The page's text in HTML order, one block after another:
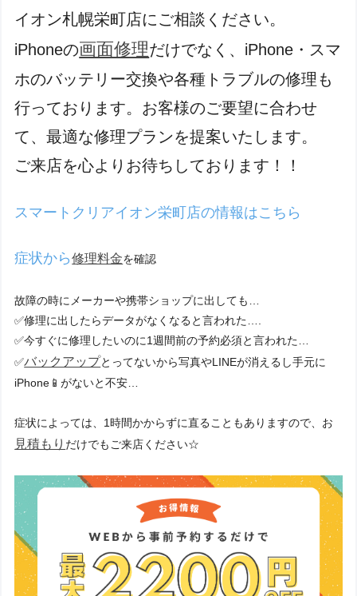
イオン札幌栄町店にご相談ください。
iPhoneの画面修理だけでなく、iPhone・スマ
ホのバッテリー交換や各種トラブルの修理も
行っております。お客様のご要望に合わせ
て、最適な修理プランを提案いたします。
ご来店を心よりお待ちしております！！
スマートクリアイオン栄町店の情報はこちら
症状から修理料金を確認
故障の時にメーカーや携帯ショップに出しても…
✅修理に出したらデータがなくなると言われた….
✅今すぐに修理したいのに1週間前の予約必須と言われた…
✅バックアップとってないから写真やLINEが消えるし手元に
iPhone📱がないと不安…
症状によっては、1時間かからずに直ることもありますので、お
見積もり だけでもご来店ください☆